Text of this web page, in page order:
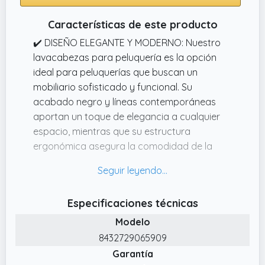
Características de este producto
✔️ DISEÑO ELEGANTE Y MODERNO: Nuestro
lavacabezas para peluquería es la opción
ideal para peluquerías que buscan un
mobiliario sofisticado y funcional. Su
acabado negro y líneas contemporáneas
aportan un toque de elegancia a cualquier
espacio, mientras que su estructura
ergonómica asegura la comodidad de la
✔️ FÁCIL INSTALACIÓN Y MANTENIMIENTO: La
profesionales es rápida y sencilla, gracias a
su sistema de conexión estándar de agua y
desagüe. Además, su tapizado resistente y
las cubas de cerámica permiten una limpieza
Especificaciones técnicas
Modelo
8432729065909
Garantía